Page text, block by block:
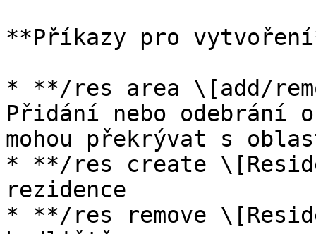
**Příkazy pro
* **/res area \[add/
Přidání nebo
mohou překrývat s
* **/res create
rezidence
* **/res remove